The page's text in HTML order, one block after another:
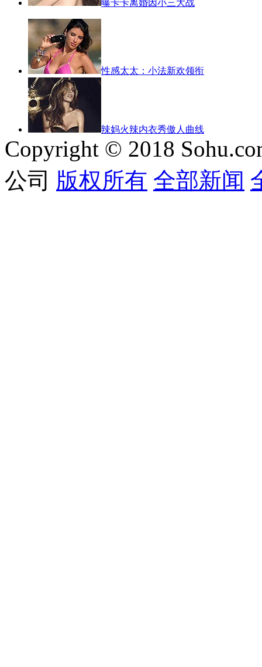
曝卡卡离婚因小三大战
性感太太：小法新欢领衔
辣妈火辣内衣秀傲人曲线
Copyright © 2018
公司 版权所有 全部新闻